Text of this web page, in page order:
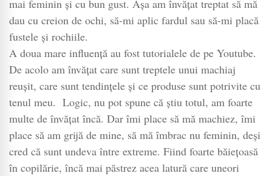
mai feminin și cu bun gust. Așa am învățat treptat să mă
dau cu creion de ochi, să-mi aplic fardul sau să-mi placă
fustele și rochiile.
A doua mare influență au fost tutorialele de pe Youtube.
De acolo am învățat care sunt treptele unui machiaj
reușit, care sunt tendințele și ce produse sunt potrivite cu
tenul meu. Logic, nu pot spune că știu totul, am foarte
multe de învățat încă. Dar îmi place să mă machiez, îmi
place să am grijă de mine, să mă îmbrac nu feminin, deși
cred că sunt undeva între extreme. Fiind foarte băiețoasă
în copilărie, încă mai păstrez acea latură care uneori